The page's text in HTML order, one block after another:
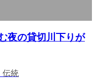
夜の貸切川下りが
伝統